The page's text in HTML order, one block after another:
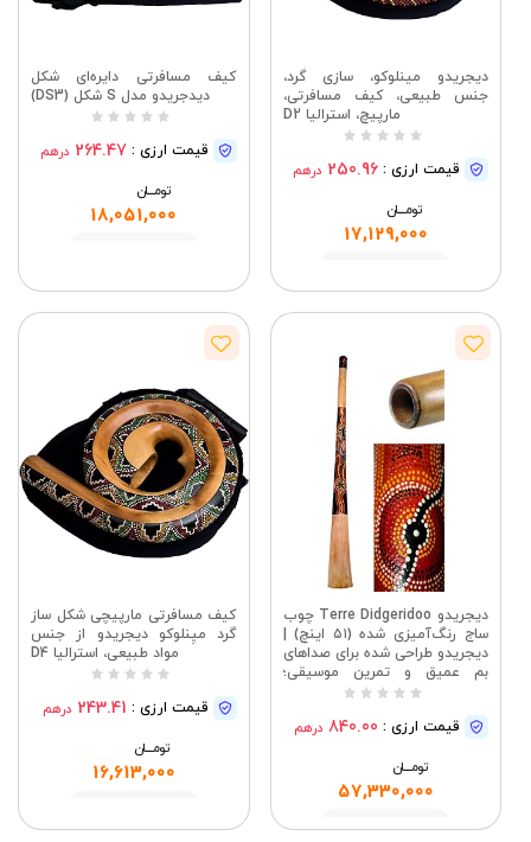
دیجریدو مینلوکو، سازی گرد،
جنس طبیعی، کیف مسافرتی،
مارپیچ، استرالیا D2
قیمت ارزی : 250.96 درهم
تومــــــان
17,129,000
کیف مسافرتی دایره‌ای شکل
دیدجریدو مدل S شکل (DS3)
قیمت ارزی : 264.47 درهم
تومــــــان
18,051,000
دیجریدو Terre Didgeridoo چوب
ساج رنگ‌آمیزی شده (۵۱ اینچ) |
دیجریدو طراحی شده برای صداهای
بم عمیق و تمرین موسیقی؛
جزئیات کلیدی: ۵۱ اینچ، ساج،
قیمت ارزی : 840.00 درهم
تومــــــان
57,330,000
مشاهده
کیف مسافرتی مارپیچی شکل ساز
گرد میِنلوکو دیجریدو از جنس
مواد طبیعی، استرالیا D4
قیمت ارزی : 243.41 درهم
تومــــــان
16,613,000